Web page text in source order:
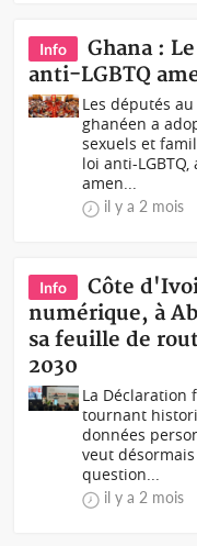
Info
Ghana :
anti-LGBTQ
Les députés
ghanéen a
sexuels et
loi anti-
amen...
il y a 2 mois
Info
Côte
numérique, à
sa feuille de
2030
La Déclaration
tournant
données
veut
question...
il y a 2 mois